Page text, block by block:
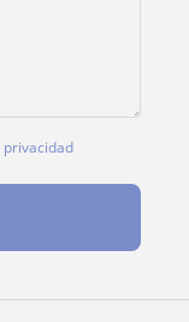
privacidad